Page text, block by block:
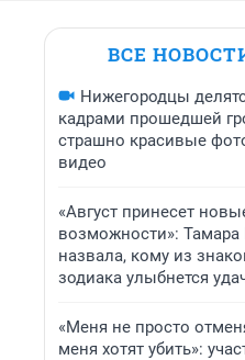
ВСЕ
Нижегородцы
кадрами прошедшей
страшно красивые
видео
«Август принесет
возможности»: Тамара
назвала, кому из
зодиака улыбнется
«Меня не просто
меня хотят убить»: